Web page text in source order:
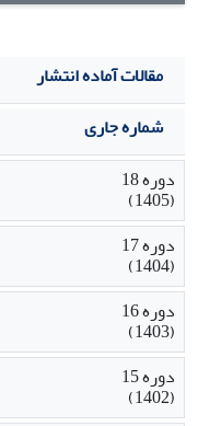
مقالات آماده انتشار
شماره جاری
دوره 18
(1405)
دوره 17
(1404)
دوره 16
(1403)
دوره 15
(1402)